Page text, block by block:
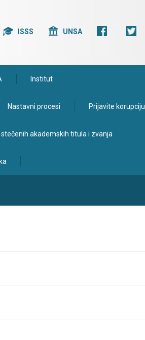
ISSS UNSA
Institut
Nastavni procesi Prijavite korupciju
stečenih akademskih titula i zvanja